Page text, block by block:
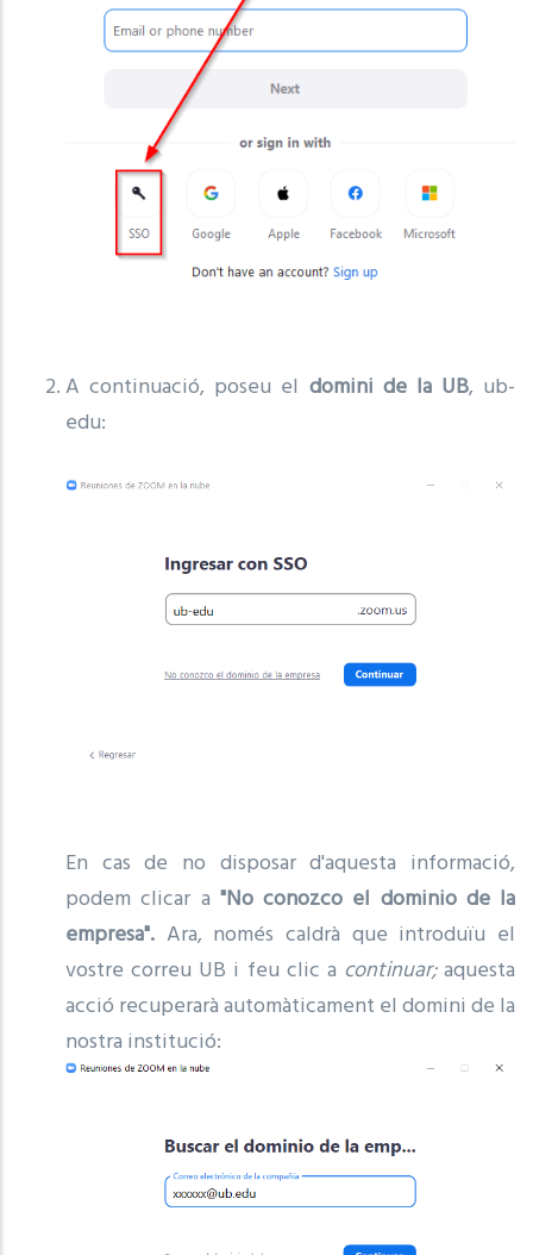
A continuació, poseu el domini de la UB, ub-
edu:
En cas de no disposar d'aquesta informació,
podem clicar a "No conozco el dominio de la
empresa". Ara, només caldrà que introduïu el
vostre correu UB i feu clic a continuar;aquesta
acció recuperarà automàticament el domini de la
nostra institució: